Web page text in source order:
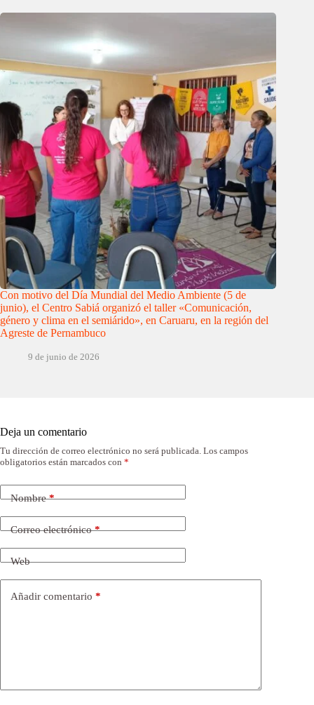
Con motivo del Día Mundial del Medio Ambiente (5 de
junio), el Centro Sabiá organizó el taller «Comunicación,
género y clima en el semiárido», en Caruaru, en la región del
Agreste de Pernambuco
9 de junio de 2026
Deja un comentario
Tu dirección de correo electrónico no será publicada. Los campos
obligatorios están marcados con *
Nombre*
Correo electrónico*
Web
Añadir comentario *